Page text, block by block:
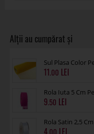
Sul Plasa Color
11.00
Rola Iuta 5 Cm
9.50
Rola Satin 2,5
4.00